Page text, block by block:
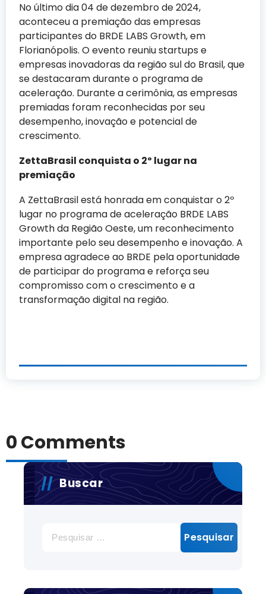
No último dia 04 de dezembro de 2024,
aconteceu a premiação das empresas
participantes do BRDE LABS Growth, em
Florianópolis. O evento reuniu startups e
empresas inovadoras da região sul do Brasil, que
se destacaram durante o programa de
aceleração. Durante a cerimônia, as empresas
premiadas foram reconhecidas por seu
desempenho, inovação e potencial de
crescimento.
ZettaBrasil conquista o 2º lugar na
premiação
A ZettaBrasil está honrada em conquistar o 2º
lugar no programa de aceleração BRDE LABS
Growth da Região Oeste, um reconhecimento
importante pelo seu desempenho e inovação. A
empresa agradece ao BRDE pela oportunidade
de participar do programa e reforça seu
compromisso com o crescimento e a
transformação digital na região.
0 Comments
Buscar
por: